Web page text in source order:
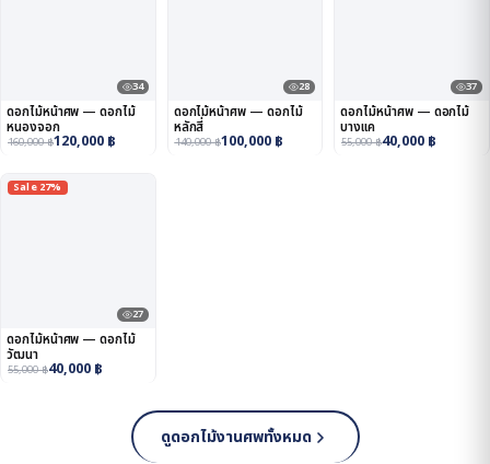
34
ดอกไม้หน้าศพ — ดอกไม้
หนองจอก
160,000฿120,000 ฿
28
ดอกไม้หน้าศพ — ดอกไม้
หลักสี่
140,000฿100,000 ฿
37
ดอกไม้หน้าศพ — ดอกไม้
บางแค
55,000฿40,000 ฿
Sale 27%
27
ดอกไม้หน้าศพ — ดอกไม้
วัฒนา
55,000฿40,000 ฿
ดูดอกไม้งานศพทั้งหมด